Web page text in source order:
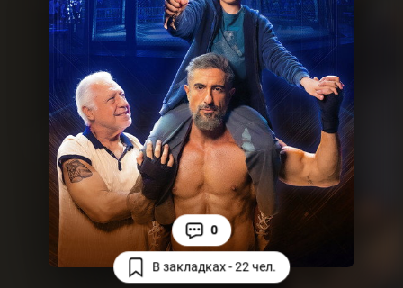
В закладках - 22 чел.
0